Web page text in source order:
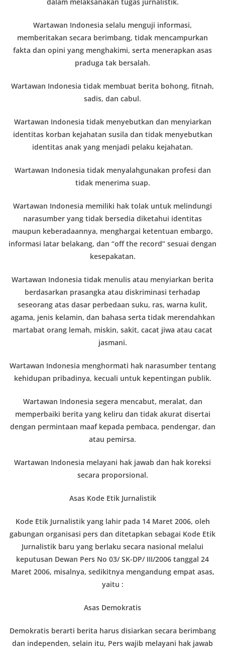
Wartawan Indonesia selalu menguji informasi,
memberitakan secara berimbang, tidak mencampurkan
fakta dan opini yang menghakimi, serta menerapkan asas
praduga tak bersalah.
Wartawan Indonesia tidak membuat berita bohong, fitnah,
sadis, dan cabul.
Wartawan Indonesia tidak menyebutkan dan menyiarkan
identitas korban kejahatan susila dan tidak menyebutkan
identitas anak yang menjadi pelaku kejahatan.
Wartawan Indonesia tidak menyalahgunakan profesi dan
tidak menerima suap.
Wartawan Indonesia memiliki hak tolak untuk melindungi
narasumber yang tidak bersedia diketahui identitas
maupun keberadaannya, menghargai ketentuan embargo,
informasi latar belakang, dan “off the record” sesuai dengan
kesepakatan.
Wartawan Indonesia tidak menulis atau menyiarkan berita
berdasarkan prasangka atau diskriminasi terhadap
seseorang atas dasar perbedaan suku, ras, warna kulit,
agama, jenis kelamin, dan bahasa serta tidak merendahkan
martabat orang lemah, miskin, sakit, cacat jiwa atau cacat
jasmani.
Wartawan Indonesia menghormati hak narasumber tentang
kehidupan pribadinya, kecuali untuk kepentingan publik.
Wartawan Indonesia segera mencabut, meralat, dan
memperbaiki berita yang keliru dan tidak akurat disertai
dengan permintaan maaf kepada pembaca, pendengar, dan
atau pemirsa.
Wartawan Indonesia melayani hak jawab dan hak koreksi
secara proporsional.
Asas Kode Etik Jurnalistik
Kode Etik Jurnalistik yang lahir pada 14 Maret 2006, oleh
gabungan organisasi pers dan ditetapkan sebagai Kode Etik
Jurnalistik baru yang berlaku secara nasional melalui
keputusan Dewan Pers No 03/ SK-DP/ III/2006 tanggal 24
Maret 2006, misalnya, sedikitnya mengandung empat asas,
yaitu :
Asas Demokratis
Demokratis berarti berita harus disiarkan secara berimbang
dan independen, selain itu, Pers wajib melayani hak jawab